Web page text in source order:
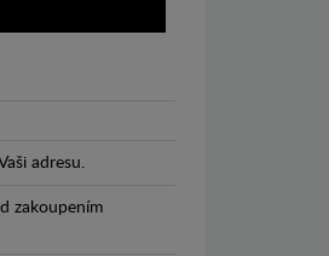
adresu.
zakoupením